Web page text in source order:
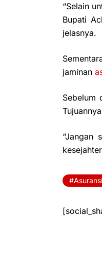
“Selain
Bupati
jelasnya.
jaminan
Sebelum
“Jangan
Asuransi